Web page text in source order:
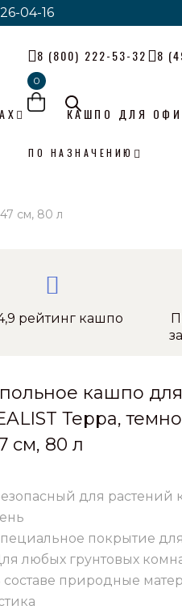
04-16
04-16
8 (800) 222-53-32 8
0
КАШПО ДЛЯ
ПО НАЗНАЧЕНИЮ
см, 80 л
рейтинг кашпо
кашпо для
Терра,
см, 80 л
для растений
покрытие
любых грунтовых
составе природные